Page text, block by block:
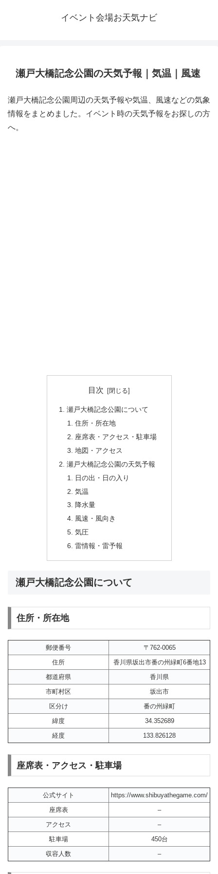
イベント会場お天気ナビ
瀬戸大橋記念公園の天気予報｜気温｜風速
瀬戸大橋記念公園周辺の天気予報や気温、風速などの気象
情報をまとめました。イベント時の天気予報をお探しの方
へ。
目次
瀬戸大橋記念公園について
住所・所在地
座席表・アクセス・駐車場
地図・アクセス
瀬戸大橋記念公園の天気予報
日の出・日の入り
気温
降水量
風速・風向き
気圧
雷情報・雷予報
瀬戸大橋記念公園について
住所・所在地
郵便番号
〒762-0065
住所
香川県坂出市番の州緑町6番地13
都道府県
香川県
市町村区
坂出市
区分け
番の州緑町
緯度
34.352689
経度
133.826128
座席表・アクセス・駐車場
公式サイト
https://www.shibuyathegame.com/
座席表
–
アクセス
–
駐車場
450台
収容人数
–